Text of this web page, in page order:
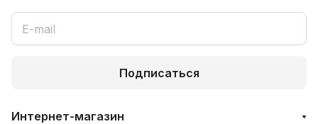
Подписаться
Интернет-магазин